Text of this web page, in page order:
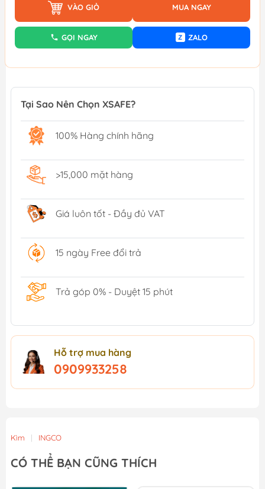
VÀO GIỎ MUA NGAY
GỌI NGAY Z ZALO
Tại Sao Nên Chọn XSAFE?
100% Hàng chính hãng
>15,000 mặt hàng
Giá luôn tốt - Đầy đủ VAT
15 ngày Free đổi trả
Trả góp 0% - Duyệt 15 phút
Hỗ trợ mua hàng
0909933258
Kìm | INGCO
CÓ THỂ BẠN CŨNG THÍCH